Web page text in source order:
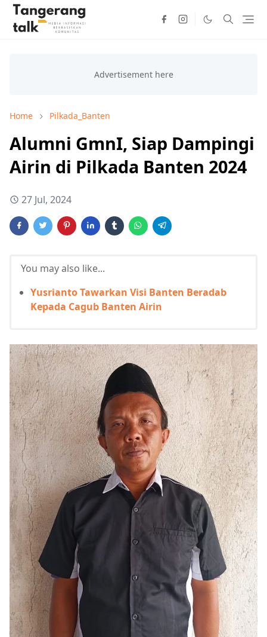
Home Pilkada_Banten
Alumni GmnI, Siap Dampingi
Airin di Pilkada Banten 2024
27 Jul, 2024
You may also like...
Yusrianto Tawarkan Visi Banten Beradab
Kepada Cagub Banten Airin